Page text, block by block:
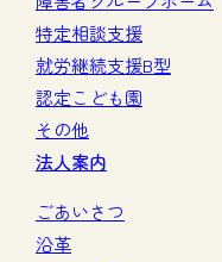
特定相談支援
就労継続支援B型
認定こども園
その他
法人案内
ごあいさつ
沿革